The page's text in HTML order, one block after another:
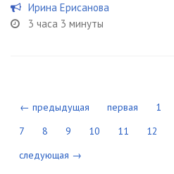
Ирина Ерисанова
3 часа 3 минуты
← предыдущая первая 1
7
8 9 10 11 12
следующая →